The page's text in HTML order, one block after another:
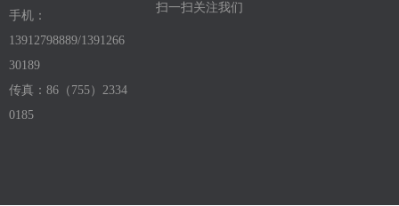
扫一扫关注我们
手机：
13912798889/1391266
30189
传真：86（755）2334
0185